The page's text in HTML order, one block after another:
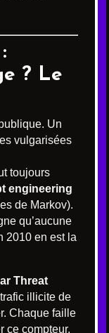
? Le
Un
vulgarisées
toujours
engineering
de Markov).
qu’aucune
2010 en est la
Threat
illicite de
Chaque faille
ce compteur.